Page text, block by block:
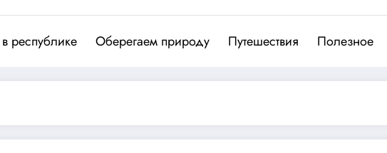
республике Оберегаем природу Путешествия Полезное